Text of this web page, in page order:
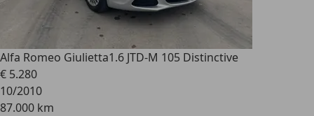
Alfa Romeo Giulietta1.6 JTD-M 105 Distinctive
€ 5.280
10/2010
87.000 km